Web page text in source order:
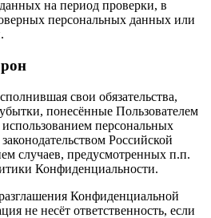
на период проверки, в
персональных данных или
свои обязательства,
убытки, понесённые Пользователем
персональных
Российской
случаев, предусмотренных п.п.
Конфиденциальности.
Конфиденциальной
не несёт ответственность, если